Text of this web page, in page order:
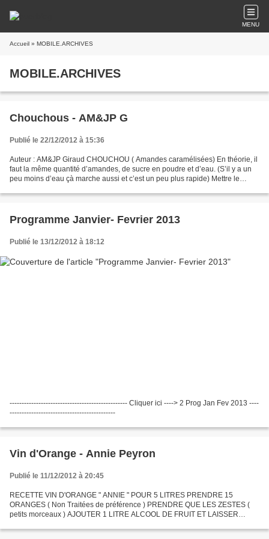
MENU
Accueil » MOBILE.ARCHIVES
MOBILE.ARCHIVES
Chouchous - AM&JP G
Publié le 22/12/2012 à 15:36
Auteur : AM&JP Giraud CHOUCHOU ( Amandes caramélisées) En théorie, il
faut la même quantité d’amandes, de sucre en poudre et d’eau. (S’il y a un
peu moins d’eau çà marche aussi et c’est un peu plus rapide) Mettre le
Programme Janvier- Fevrier 2013
Publié le 13/12/2012 à 18:12
------------------------------------------------- Cliquer ici ----> 2 Prog Jan Fev 2013 ----
--------------------------------------------
Vin d'Orange - Annie Peyron
Publié le 11/12/2012 à 20:45
RECETTE VIN D'ORANGE " ANNIE " POUR 5 LITRES PRENDRE 15
ORANGES ( Non Traitées de préférence ) PRENDRE QUE LES ZESTES (
petits morceaux ) AJOUTER 1 LITRE ALCOOL DE FRUIT ET LAISSER
L DE VIN...